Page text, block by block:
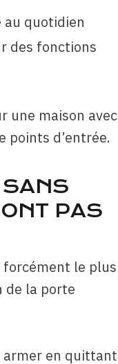
quotidien
des fonctions
une maison avec
points d’entrée.
SANS
PAS
forcément le plus
de la porte
armer en quittant